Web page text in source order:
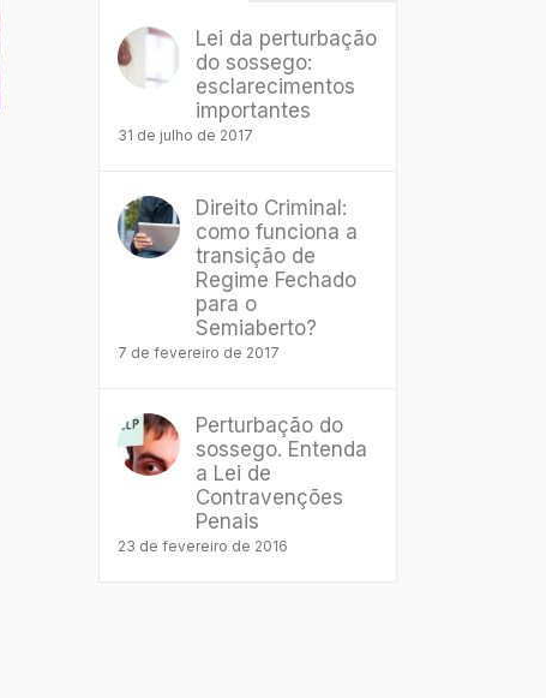
Lei da perturbação
do sossego:
esclarecimentos
importantes
31 de julho de 2017
Direito Criminal:
como funciona a
transição de
Regime Fechado
para o
Semiaberto?
7 de fevereiro de 2017
Perturbação do
sossego. Entenda
a Lei de
Contravenções
Penais
23 de fevereiro de 2016